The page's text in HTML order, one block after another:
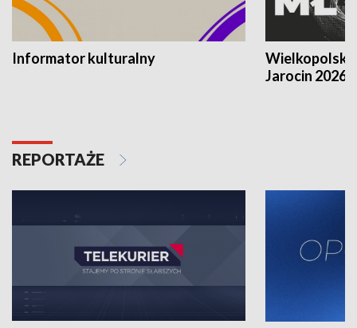
Informator kulturalny
Jarocin 2026
REPORTAŻE